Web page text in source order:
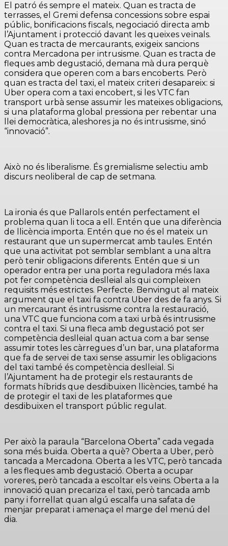
El patró és sempre el mateix. Quan es tracta de
terrasses, el Gremi defensa concessions sobre espai
públic, bonificacions fiscals, negociació directa amb
l’Ajuntament i protecció davant les queixes veïnals.
Quan es tracta de mercaurants, exigeix sancions
contra Mercadona per intrusisme. Quan es tracta de
fleques amb degustació, demana mà dura perquè
considera que operen com a bars encoberts. Però
quan es tracta del taxi, el mateix criteri desapareix: si
Uber opera com a taxi encobert, si les VTC fan
transport urbà sense assumir les mateixes obligacions,
si una plataforma global pressiona per rebentar una
llei democràtica, aleshores ja no és intrusisme, sinó
“innovació”.
Això no és liberalisme. És gremialisme selectiu amb
discurs neoliberal de cap de setmana.
La ironia és que Pallarols entén perfectament el
problema quan li toca a ell. Entén que una diferència
de llicència importa. Entén que no és el mateix un
restaurant que un supermercat amb taules. Entén
que una activitat pot semblar semblant a una altra
però tenir obligacions diferents. Entén que si un
operador entra per una porta reguladora més laxa
pot fer competència deslleial als qui compleixen
requisits més estrictes. Perfecte. Benvingut al mateix
argument que el taxi fa contra Uber des de fa anys. Si
un mercaurant és intrusisme contra la restauració,
una VTC que funciona com a taxi urbà és intrusisme
contra el taxi. Si una fleca amb degustació pot ser
competència deslleial quan actua com a bar sense
assumir totes les càrregues d’un bar, una plataforma
que fa de servei de taxi sense assumir les obligacions
del taxi també és competència deslleial. Si
l’Ajuntament ha de protegir els restaurants de
formats híbrids que desdibuixen llicències, també ha
de protegir el taxi de les plataformes que
desdibuixen el transport públic regulat.
Per això la paraula “Barcelona Oberta” cada vegada
sona més buida. Oberta a què? Oberta a Uber, però
tancada a Mercadona. Oberta a les VTC, però tancada
a les fleques amb degustació. Oberta a ocupar
voreres, però tancada a escoltar els veïns. Oberta a la
innovació quan precariza el taxi, però tancada amb
pany i forrellat quan algú escalfa una safata de
menjar preparat i amenaça el marge del menú del
dia.